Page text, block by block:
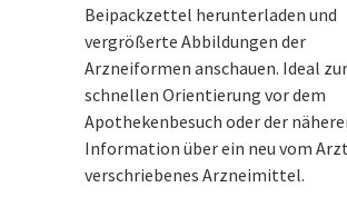
Beipackzettel herunterladen und
vergrößerte Abbildungen der
Arzneiformen anschauen. Ideal zur
schnellen Orientierung vor dem
Apothekenbesuch oder der
Information über ein neu vom Arzt
verschriebenes Arzneimittel.